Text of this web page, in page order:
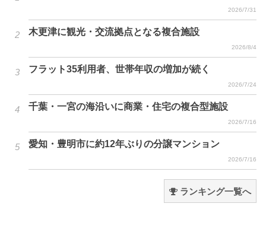
2026/7/31
木更津に観光・交流拠点となる複合施設
2026/8/4
フラット35利用者、世帯年収の増加が続く
2026/7/24
千葉・一宮の海沿いに商業・住宅の複合型施設
2026/7/16
愛知・豊明市に約12年ぶりの分譲マンション
2026/7/16
ランキング一覧へ